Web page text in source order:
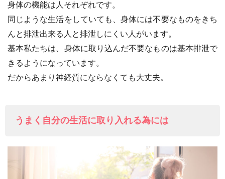
身体の機能は人それぞれです。
同じような生活をしていても、身体には不要なものをきち
んと排泄出来る人と排泄しにくい人がいます。
基本私たちは、身体に取り込んだ不要なものは基本排泄で
きるようになっています。
だからあまり神経質にならなくても大丈夫。
うまく自分の生活に取り入れる為には